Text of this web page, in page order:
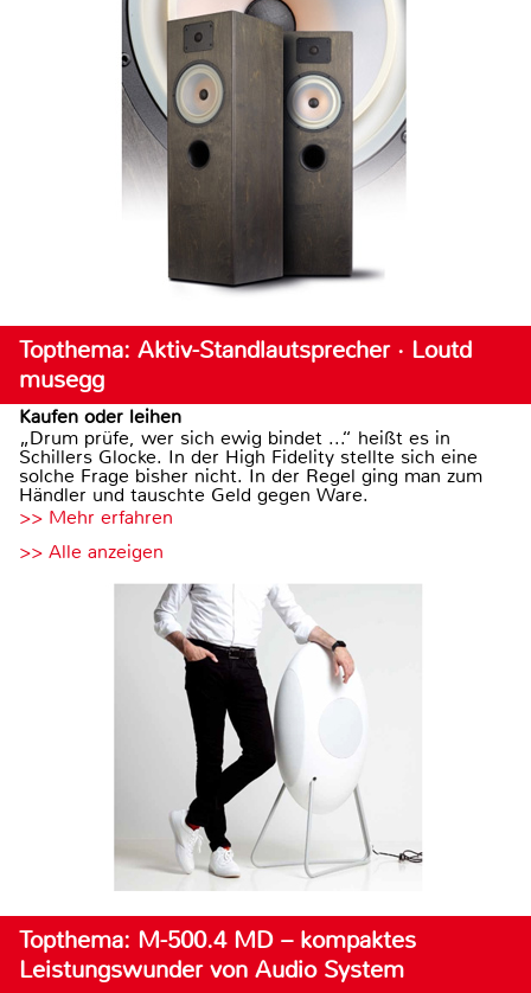
Topthema: Aktiv-Standlautsprecher · Loutd
musegg
Kaufen oder leihen
„Drum prüfe, wer sich ewig bindet ...“ heißt es in
Schillers Glocke. In der High Fidelity stellte sich eine
solche Frage bisher nicht. In der Regel ging man zum
Händler und tauschte Geld gegen Ware.
>> Mehr erfahren
>> Alle anzeigen
Topthema: M-500.4 MD – kompaktes
Leistungswunder von Audio System